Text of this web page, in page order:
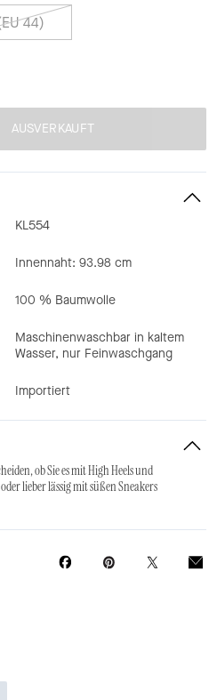
44)
AUSVERKAUFT
KL554
Innennaht: 93.98 cm
100 % Baumwolle
Maschinenwaschbar in kaltem
Wasser, nur Feinwaschgang
Importiert
ob Sie es mit High Heels und
lieber lässig mit süßen Sneakers